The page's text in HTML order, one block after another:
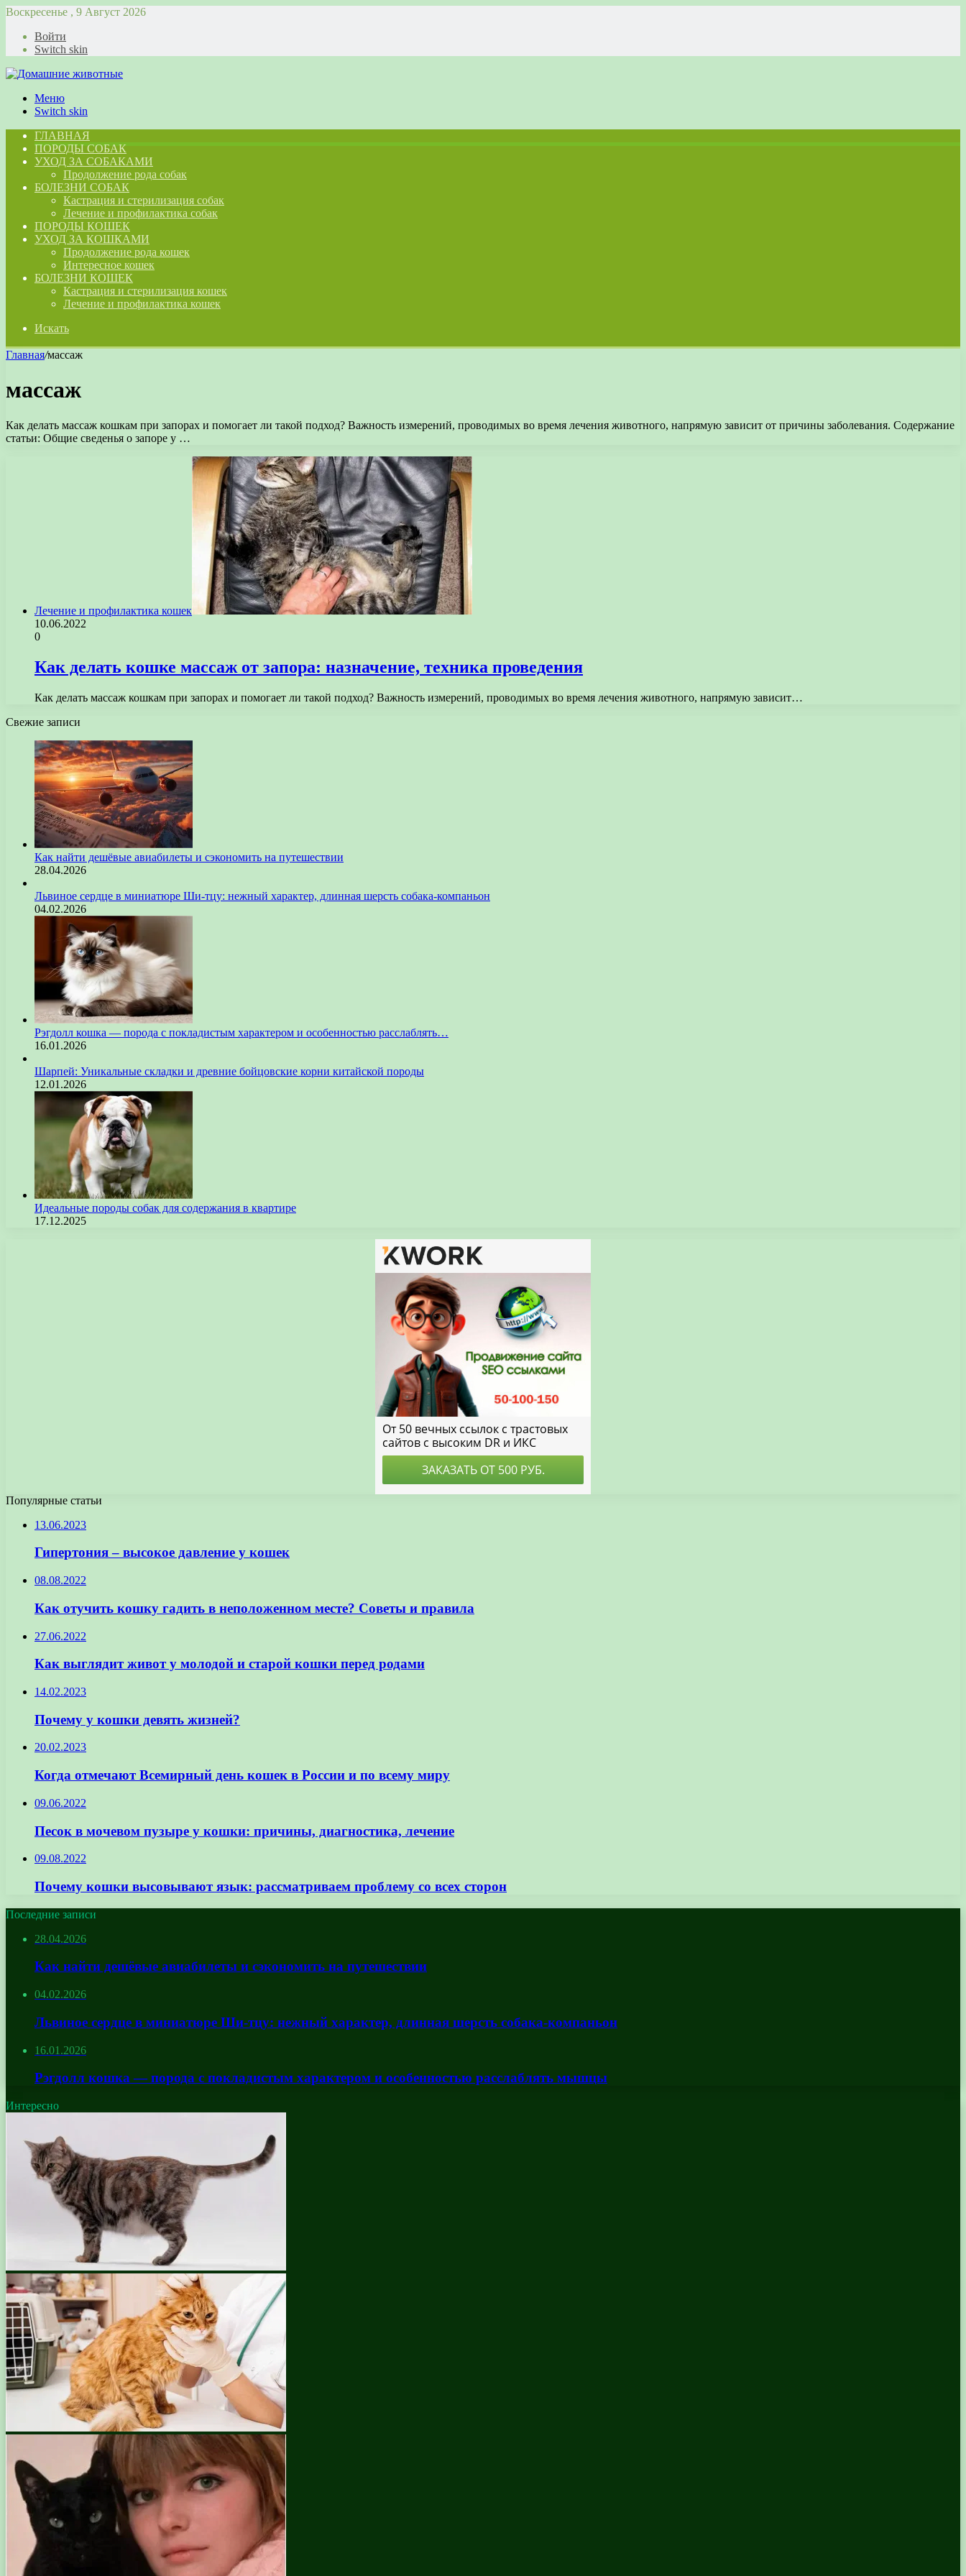
Воскресенье , 9 Август 2026
Войти
Switch skin
Меню
Switch skin
ГЛАВНАЯ
ПОРОДЫ СОБАК
УХОД ЗА СОБАКАМИ
Продолжение рода собак
БОЛЕЗНИ СОБАК
Кастрация и стерилизация собак
Лечение и профилактика собак
ПОРОДЫ КОШЕК
УХОД ЗА КОШКАМИ
Продолжение рода кошек
Интересное кошек
БОЛЕЗНИ КОШЕК
Кастрация и стерилизация кошек
Лечение и профилактика кошек
Искать
Главная/массаж
массаж
Как делать массаж кошкам при запорах и помогает ли такой подход? Важность измерений, проводимых во время лечения животного, напрямую зависит от причины заболевания. Содержание
статьи: Общие сведенья о запоре у …
Лечение и профилактика кошек
10.06.2022
0
Как делать кошке массаж от запора: назначение, техника проведения
Как делать массаж кошкам при запорах и помогает ли такой подход? Важность измерений, проводимых во время лечения животного, напрямую зависит…
Свежие записи
Как найти дешёвые авиабилеты и сэкономить на путешествии
28.04.2026
Львиное сердце в миниатюре Ши-тцу: нежный характер, длинная шерсть собака-компаньон
04.02.2026
Рэгдолл кошка — порода с покладистым характером и особенностью расслаблять…
16.01.2026
Шарпей: Уникальные складки и древние бойцовские корни китайской породы
12.01.2026
Идеальные породы собак для содержания в квартире
17.12.2025
Популярные статьи
13.06.2023
Гипертония – высокое давление у кошек
08.08.2022
Как отучить кошку гадить в неположенном месте? Советы и правила
27.06.2022
Как выглядит живот у молодой и старой кошки перед родами
14.02.2023
Почему у кошки девять жизней?
20.02.2023
Когда отмечают Всемирный день кошек в России и по всему миру
09.06.2022
Песок в мочевом пузыре у кошки: причины, диагностика, лечение
09.08.2022
Почему кошки высовывают язык: рассматриваем проблему со всех сторон
Последние записи
28.04.2026
Как найти дешёвые авиабилеты и сэкономить на путешествии
04.02.2026
Львиное сердце в миниатюре Ши-тцу: нежный характер, длинная шерсть собака-компаньон
16.01.2026
Рэгдолл кошка — порода с покладистым характером и особенностью расслаблять мышцы
Интересно